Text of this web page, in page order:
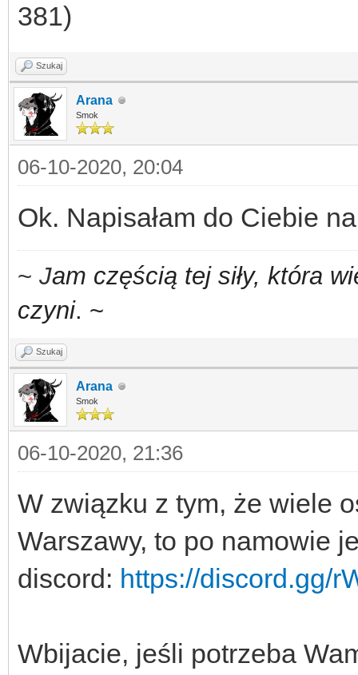
381)
Szukaj
Arana
Smok
06-10-2020, 20:04
Ok. Napisałam do Ciebie
~ Jam częścią tej siły, która
czyni. ~
Szukaj
Arana
Smok
06-10-2020, 21:36
W związku z tym, że wiele
Warszawy, to po namowie
discord: https://discord.gg/
Wbijacie, jeśli potrzeba